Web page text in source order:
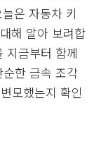
은 자동차 키
해 알아 보려합
지금부터 함께
한 금속 조각
모했는지 확인